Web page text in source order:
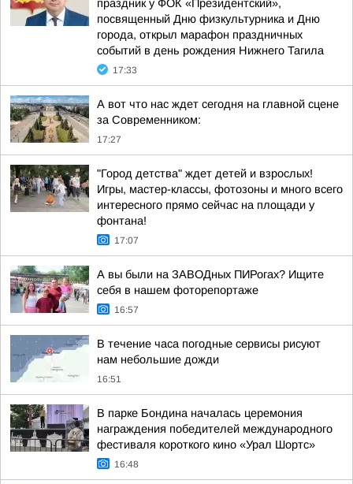
праздник у ФОК «Президентский»,
посвященный Дню физкультурника и Дню
города, открыл марафон праздничных
событий в день рождения Нижнего Тагила
17:33
А вот что нас ждет сегодня на главной сцене
за Современником:
17:27
"Город детства" ждет детей и взрослых!
Игры, мастер-классы, фотозоны и много всего
интересного прямо сейчас на площади у
фонтана!
17:07
А вы были на ЗАВОДных ПИРогах? Ищите
себя в нашем фоторепортаже
16:57
В течение часа погодные сервисы рисуют
нам небольшие дожди
16:51
В парке Бондина началась церемония
награждения победителей международного
фестиваля короткого кино «Урал Шортс»
16:48